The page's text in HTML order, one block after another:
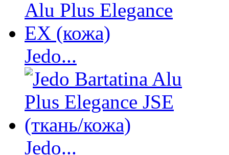
Jedo...
Jedo...